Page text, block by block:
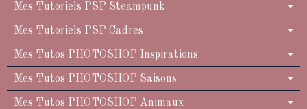
Mes Tutoriels PSP Steampunk
Mes Tutoriels PSP Cadres
Mes Tutos PHOTOSHOP Inspirations
Mes Tutos PHOTOSHOP Saisons
Mes Tutos PHOTOSHOP Animaux